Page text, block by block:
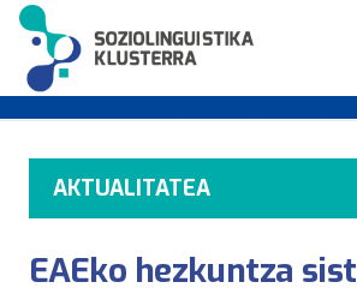
AKTUALITATEA
EAEko hezkuntza